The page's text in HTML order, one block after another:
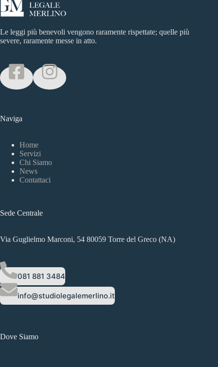
Le leggi più benevoli vengono raramente rispettate; quelle più
severe, raramente messe in atto.
Naviga
Home
Servizi
Chi Siamo
News
Contattaci
Sede Centrale
Via Guglielmo Marconi, 54 80059 Torre del Greco (NA)
081 881 3484
info@studiolegalemerlino.it
Dove Siamo